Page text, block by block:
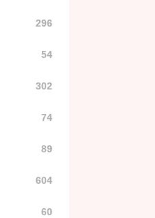
296
54
302
74
89
604
60